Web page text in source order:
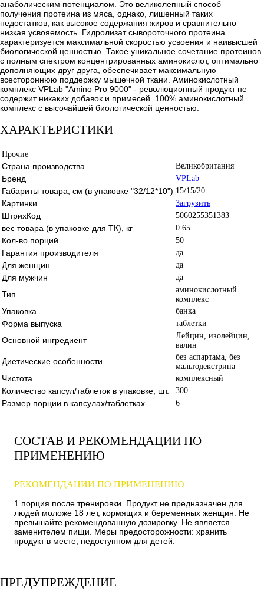
анаболическим потенциалом. Это великолепный способ
получения протеина из мяса, однако, лишенный таких
недостатков, как высокое содержания жиров и сравнительно
низкая усвояемость. Гидролизат сывороточного протеина
характеризуется максимальной скоростью усвоения и наивысшей
биологической ценностью. Такое уникальное сочетание протеинов
с полным спектром концентрированных аминокислот, оптимально
дополняющих друг друга, обеспечивает максимальную
всестороннюю поддержку мышечной ткани. Аминокислотный
комплекс VPLab "Amino Pro 9000" - революционный продукт не
содержит никаких добавок и примесей. 100% аминокислотный
комплекс с высочайшей биологической ценностью.
ХАРАКТЕРИСТИКИ
Прочие
Страна производства Великобритания
Бренд VPLab
Габариты товара, см (в упаковке "32/12*10") 15/15/20
Картинки Загрузить
ШтрихКод 5060255351383
вес товара (в упаковке для ТК), кг 0.65
Кол-во порций 50
Гарантия производителя да
Для женщин да
Для мужчин да
Тип
аминокислотный
комплекс
Упаковка банка
Форма выпуска таблетки
Основной ингредиент
Лейцин, изолейцин,
валин
Диетические особенности
без аспартама, без
мальтодекстрина
Чистота комплексный
Количество капсул/таблеток в упаковке, шт. 300
Размер порции в капсулах/таблетках 6
СОСТАВ И РЕКОМЕНДАЦИИ ПО
ПРИМЕНЕНИЮ
РЕКОМЕНДАЦИИ ПО ПРИМЕНЕНИЮ
1 порция после тренировки. Продукт не предназначен для
людей моложе 18 лет, кормящих и беременных женщин. Не
превышайте рекомендованную дозировку. Не является
заменителем пищи. Меры предосторожности: хранить
продукт в месте, недоступном для детей.
ПРЕДУПРЕЖДЕНИЕ